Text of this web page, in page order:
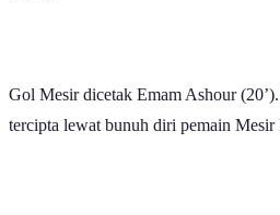
Gol Mesir dicetak Emam Ashour
tercipta lewat bunuh diri pemain Mesir